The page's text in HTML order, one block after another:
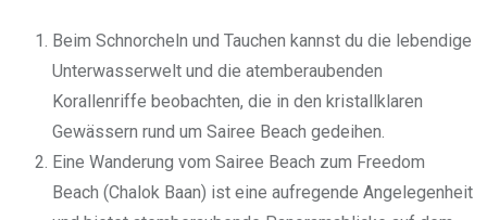
Beim Schnorcheln und Tauchen kannst du die lebendige
Unterwasserwelt und die atemberaubenden
Korallenriffe beobachten, die in den kristallklaren
Gewässern rund um Sairee Beach gedeihen.
Eine Wanderung vom Sairee Beach zum Freedom
Beach (Chalok Baan) ist eine aufregende Angelegenheit